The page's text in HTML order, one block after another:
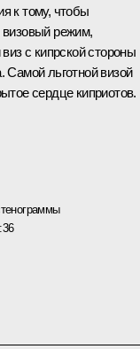
к тому, чтобы
визовый режим,
с кипрской стороны
Самой льготной визой
сердце киприотов.